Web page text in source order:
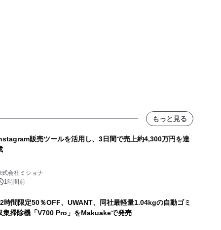
もっと見る
販売ツールを活用し、3日間で売上約4,300万円を達
式会社ミショナ
1時間前
時間限定50％OFF、UWANT、同社最軽量1.04kgの自動ゴミ
集掃除機「V700 Pro」をMakuakeで発売